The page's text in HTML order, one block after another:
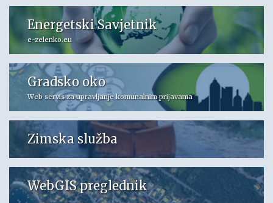
Energetski Savjetnik
e-zelenko.eu
Gradsko oko
Web servis za upravljanje komunalnim prijavama
Zimska služba
WebGIS preglednik